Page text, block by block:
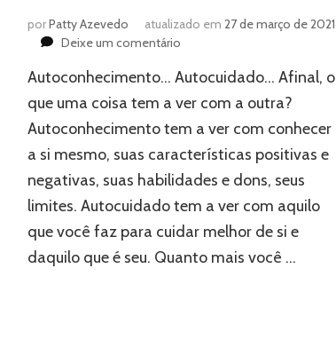
porPatty Azevedo atualizado em 27 de março de 2021
Deixe um comentárioem
o
que
tem
a
ver
com
autoconhecimento
e
isso
Autoconhecimento… Autocuidado… Afinal, o
que uma coisa tem a ver com a outra?
Autoconhecimento tem a ver com conhecer
a si mesmo, suas características positivas e
negativas, suas habilidades e dons, seus
limites. Autocuidado tem a ver com aquilo
que você faz para cuidar melhor de si e
daquilo que é seu. Quanto mais você …